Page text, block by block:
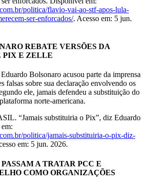
politica/flavio-vai-ao-stf-apos-lula-
ser-enforcados/. Acesso em: 5 jun.
REBATE VERSÕES DA
PIX E ZELLE
Bolsonaro acusou parte da imprensa
falsas sobre sua declaração envolvendo os
ele, jamais defendeu a substituição do
norte-americana.
“Jamais substituiria o Pix”, diz Eduardo
politica/jamais-substituiria-o-pix-diz-
em: 5 jun. 2026.
A TRATAR PCC E
COMO ORGANIZAÇÕES